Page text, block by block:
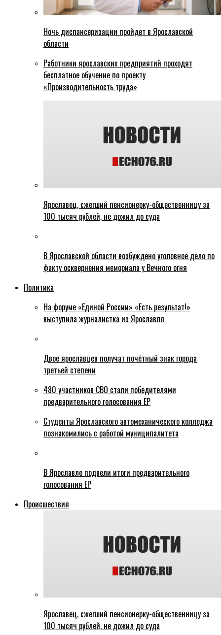
Ночь диспансеризации пройдет в Ярославской
области
Работники ярославских предприятий проходят
бесплатное обучение по проекту
«Производительность труда»
Ярославец, сжегший пенсионерку-общественницу за
100 тысяч рублей, не дожил до суда
В Ярославской области возбуждено уголовное дело по
факту осквернения мемориала у Вечного огня
Политика
На форуме «Единой России» «Есть результат!»
выступила журналистка из Ярославля
Двое ярославцев получат почётный знак города
третьей степени
480 участников СВО стали победителями
предварительного голосования ЕР
Студенты Ярославского автомеханического колледжа
познакомились с работой муниципалитета
В Ярославле подвели итоги предварительного
голосования ЕР
Происшествия
Ярославец, сжегший пенсионерку-общественницу за
100 тысяч рублей, не дожил до суда